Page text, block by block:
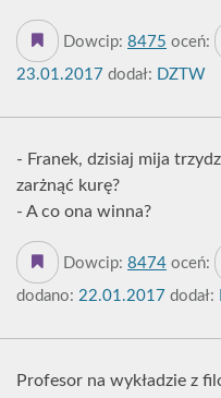
Dowcip: 8475 oceń:
23.01.2017 dodał: DZTW
- Franek, dzisiaj mija
zarżnąć kurę?
- A co ona winna?
Dowcip: 8474 oceń:
dodano: 22.01.2017 dodał:
Profesor na wykładzie z